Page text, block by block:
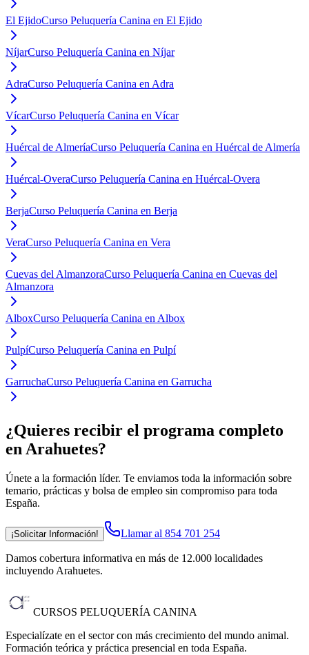
El EjidoCurso Peluquería Canina en El Ejido
NíjarCurso Peluquería Canina en Níjar
AdraCurso Peluquería Canina en Adra
VícarCurso Peluquería Canina en Vícar
Huércal de AlmeríaCurso Peluquería Canina en Huércal de Almería
Huércal-OveraCurso Peluquería Canina en Huércal-Overa
BerjaCurso Peluquería Canina en Berja
VeraCurso Peluquería Canina en Vera
Cuevas del AlmanzoraCurso Peluquería Canina en Cuevas del
Almanzora
AlboxCurso Peluquería Canina en Albox
PulpíCurso Peluquería Canina en Pulpí
GarruchaCurso Peluquería Canina en Garrucha
¿Quieres recibir el programa completo
en Arahuetes?
Únete a la formación líder. Te enviamos toda la información sobre
temario, prácticas y bolsa de empleo sin compromiso para toda
España.
¡Solicitar Información! Llamar al 854 701 254
Damos cobertura informativa en más de 12.000 localidades
incluyendo Arahuetes.
CURSOS PELUQUERÍA CANINA
Especialízate en el sector con más crecimiento del mundo animal.
Formación teórica y práctica presencial en toda España.